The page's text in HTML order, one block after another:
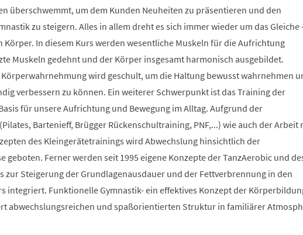
überschwemmt, um dem Kunden Neuheiten zu präsentieren und den
zu steigern. Alles in allem dreht es sich immer wieder um das Gleiche
Körper. In diesem Kurs werden wesentliche Muskeln für die Aufrichtung
Muskeln gedehnt und der Körper insgesamt harmonisch ausgebildet.
wird geschult, um die Haltung bewusst wahrnehmen
verbessern zu können. Ein weiterer Schwerpunkt ist das Training der
für unsere Aufrichtung und Bewegung im Alltag. Aufgrund der
Bartenieff, Brügger Rückenschultraining, PNF,...) wie auch der Arbeit
des Kleingerätetrainings wird Abwechslung hinsichtlich der
geboten. Ferner werden seit 1995 eigene Konzepte der TanzAerobic und
zur Steigerung der Grundlagenausdauer und der Fettverbrennung in den
integriert. Funktionelle Gymnastik- ein effektives Konzept der
abwechslungsreichen und spaßorientierten Struktur in familiärer